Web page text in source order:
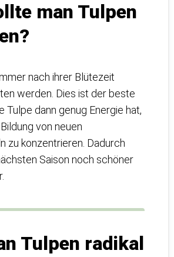
man Tulpen
nach ihrer Blütezeit
werden. Dies ist der beste
Tulpe dann genug Energie hat,
von neuen
zu konzentrieren. Dadurch
Saison noch schöner
Tulpen radikal